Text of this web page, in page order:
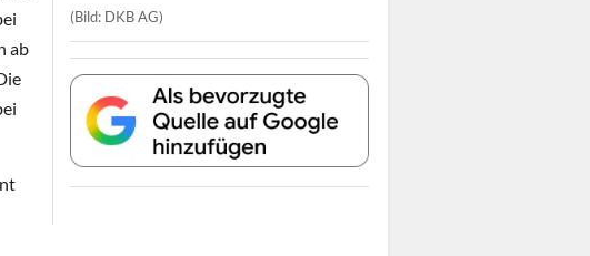
ab
(Bild: DKB AG)